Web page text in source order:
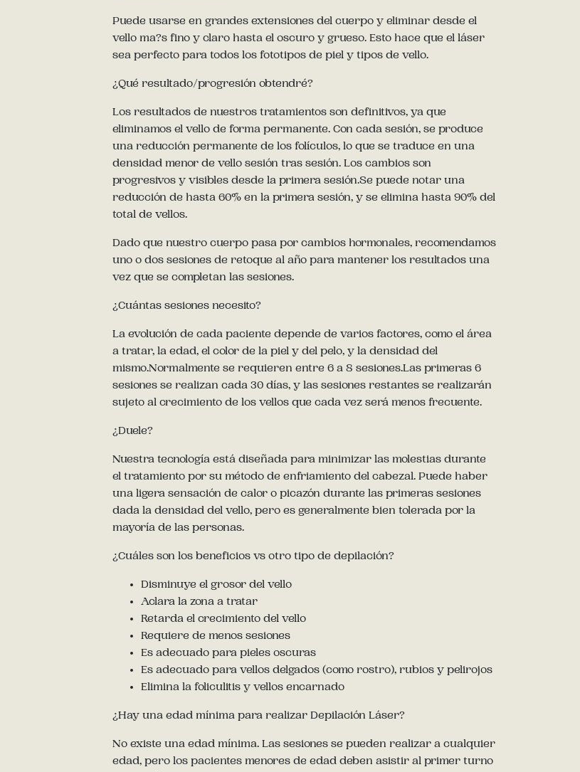
Puede usarse en grandes extensiones del cuerpo y eliminar desde el
vello ma?s fino y claro hasta el oscuro y grueso. Esto hace que el láser
sea perfecto para todos los fototipos de piel y tipos de vello.
¿Qué resultado/progresión obtendré?
Los resultados de nuestros tratamientos son definitivos, ya que
eliminamos el vello de forma permanente. Con cada sesión, se produce
una reducción permanente de los folículos, lo que se traduce en una
densidad menor de vello sesión tras sesión. Los cambios son
progresivos y visibles desde la primera sesión.Se puede notar una
reducción de hasta 60% en la primera sesión, y se elimina hasta 90% del
total de vellos.
Dado que nuestro cuerpo pasa por cambios hormonales, recomendamos
uno o dos sesiones de retoque al año para mantener los resultados una
vez que se completan las sesiones.
¿Cuántas sesiones necesito?
La evolución de cada paciente depende de varios factores, como el área
a tratar, la edad, el color de la piel y del pelo, y la densidad del
mismo.Normalmente se requieren entre 6 a 8 sesiones.Las primeras 6
sesiones se realizan cada 30 días, y las sesiones restantes se realizarán
sujeto al crecimiento de los vellos que cada vez será menos frecuente.
¿Duele?
Nuestra tecnología está diseñada para minimizar las molestias durante
el tratamiento por su método de enfriamiento del cabezal. Puede haber
una ligera sensación de calor o picazón durante las primeras sesiones
dada la densidad del vello, pero es generalmente bien tolerada por la
mayoría de las personas.
¿Cuáles son los beneficios vs otro tipo de depilación?
Disminuye el grosor del vello
Aclara la zona a tratar
Retarda el crecimiento del vello
Requiere de menos sesiones
Es adecuado para pieles oscuras
Es adecuado para vellos delgados (como rostro), rubios y pelirojos
Elimina la foliculitis y vellos encarnado
¿Hay una edad mínima para realizar Depilación Láser?
No existe una edad mínima. Las sesiones se pueden realizar a cualquier
edad, pero los pacientes menores de edad deben asistir al primer turno